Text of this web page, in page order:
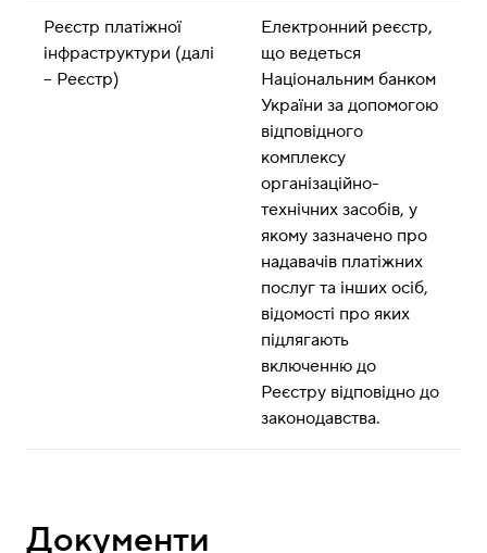
Реєстр платіжної
інфраструктури (далі
– Реєстр)
Електронний реєстр,
що ведеться
Національним банком
України за допомогою
відповідного
комплексу
організаційно-
технічних засобів, у
якому зазначено про
надавачів платіжних
послуг та інших осіб,
відомості про яких
підлягають
включенню до
Реєстру відповідно до
законодавства.
Документи